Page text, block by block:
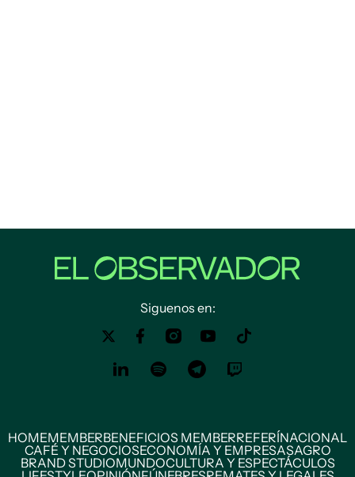
Siguenos en:
HOMEMEMBERBENEFICIOS MEMBERREFERÍNACIONAL
CAFÉ Y NEGOCIOSECONOMÍA Y EMPRESASAGRO
BRAND STUDIOMUNDOCULTURA Y ESPECTÁCULOS